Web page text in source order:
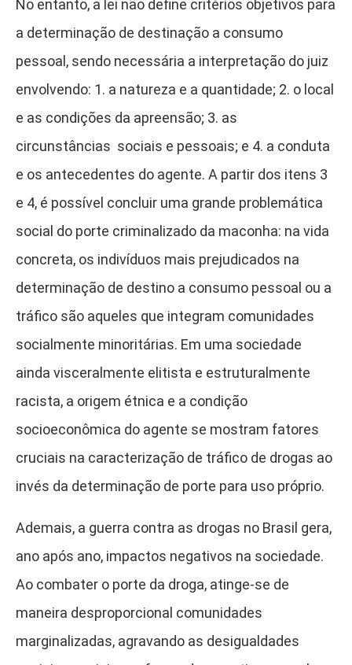
No entanto, a lei não define critérios objetivos para
a determinação de destinação a consumo
pessoal, sendo necessária a interpretação do juiz
envolvendo: 1. a natureza e a quantidade; 2. o local
e as condições da apreensão; 3. as
circunstâncias sociais e pessoais; e 4. a conduta
e os antecedentes do agente. A partir dos itens 3
e 4, é possível concluir uma grande problemática
social do porte criminalizado da maconha: na vida
concreta, os indivíduos mais prejudicados na
determinação de destino a consumo pessoal ou a
tráfico são aqueles que integram comunidades
socialmente minoritárias. Em uma sociedade
ainda visceralmente elitista e estruturalmente
racista, a origem étnica e a condição
socioeconômica do agente se mostram fatores
cruciais na caracterização de tráfico de drogas ao
invés da determinação de porte para uso próprio.
Ademais, a guerra contra as drogas no Brasil gera,
ano após ano, impactos negativos na sociedade.
Ao combater o porte da droga, atinge-se de
maneira desproporcional comunidades
marginalizadas, agravando as desigualdades